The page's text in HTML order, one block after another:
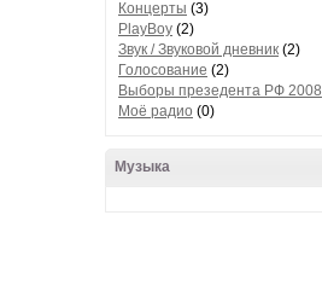
Концерты (3)
PlayBoy (2)
Звук / Звуковой дневник (2)
Голосование (2)
Выборы презедента РФ 2008
Моё радио (0)
Музыка